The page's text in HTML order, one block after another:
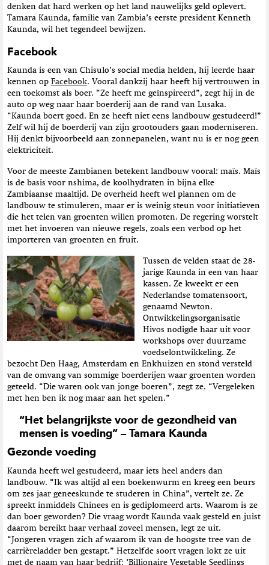
denken dat hard werken op het land nauwelijks geld oplevert.
Tamara Kaunda, familie van Zambia’s eerste president Kenneth
Kaunda, wil het tegendeel bewijzen.
Facebook
Kaunda is een van Chisulo’s social media helden, hij leerde haar
kennen op Facebook. Vooral dankzij haar heeft hij vertrouwen in
een toekomst als boer. “Ze heeft me geïnspireerd”, zegt hij in de
auto op weg naar haar boerderij aan de rand van Lusaka.
“Kaunda boert goed. En ze heeft niet eens landbouw gestudeerd!”
Zelf wil hij de boerderij van zijn grootouders gaan moderniseren.
Hij denkt bijvoorbeeld aan zonnepanelen, want nu is er nog geen
elektriciteit.
Voor de meeste Zambianen betekent landbouw vooral: maïs. Maïs
is de basis voor nshima, de koolhydraten in bijna elke
Zambiaanse maaltijd. De overheid heeft wel plannen om de
landbouw te stimuleren, maar er is weinig steun voor initiatieven
die het telen van groenten willen promoten. De regering worstelt
met het invoeren van nieuwe regels, zoals een verbod op het
importeren van groenten en fruit.
Tussen de velden staat de 28-
jarige Kaunda in een van haar
kassen. Ze kweekt er een
Nederlandse tomatensoort,
genaamd Newton.
Ontwikkelingsorganisatie
Hivos nodigde haar uit voor
workshops over duurzame
voedselontwikkeling. Ze
bezocht Den Haag, Amsterdam en Enkhuizen en stond versteld
van de omvang van sommige boerderijen waar groenten worden
geteeld. “Die waren ook van jonge boeren”, zegt ze. “Vergeleken
met hen ben ik nog maar aan het spelen.”
“Het belangrijkste voor de gezondheid van
mensen is voeding” – Tamara Kaunda
Gezonde voeding
Kaunda heeft wel gestudeerd, maar iets heel anders dan
landbouw. “Ik was altijd al een boekenwurm en kreeg een beurs
om zes jaar geneeskunde te studeren in China”, vertelt ze. Ze
spreekt inmiddels Chinees en is gediplomeerd arts. Waarom is ze
dan boer geworden? Die vraag wordt Kaunda vaak gesteld en juist
daarom bereikt haar verhaal zoveel mensen, legt ze uit.
“Jongeren vragen zich af waarom ik van de hoogste tree van de
carrièreladder ben gestapt.” Hetzelfde soort vragen lokt ze uit
met de naam van haar bedrijf: ‘Billionaire Vegetable Seedlings